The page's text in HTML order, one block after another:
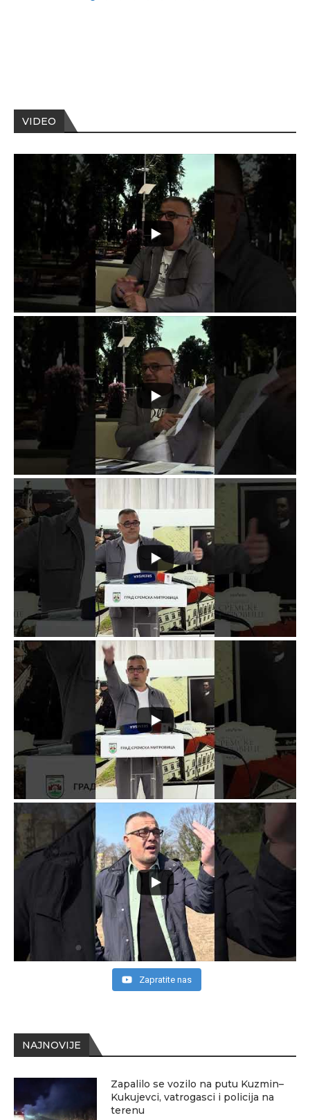
NAJNOVIJE
Zapalilo se vozilo na putu Kuzmin–
Kukujevci, vatrogasci i policija na
terenu
VIDEO
Zapratite nas